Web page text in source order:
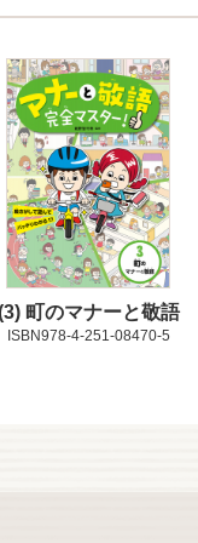
3 町のマナーと敬語
ISBN978-4-251-08470-5